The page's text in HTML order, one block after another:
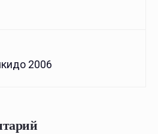
2006